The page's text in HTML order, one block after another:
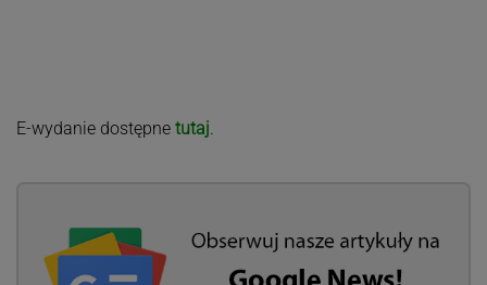
E-wydanie dostępne tutaj.